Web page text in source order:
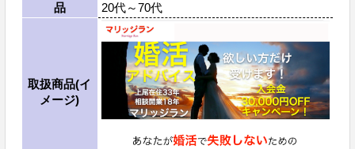
品
20代～70代
取扱商品(イ
メージ)